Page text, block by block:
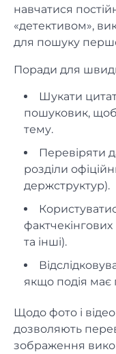
навчатися
«детективом»,
для пошуку
Поради для
Шукати
пошуковик,
тему.
Перевіряти
розділи
держструктур).
та інші).
якщо подія має
Щодо фото і
дозволяють
зображення